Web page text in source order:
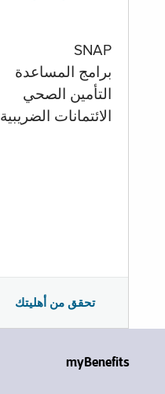
SNAP
برامج المساعدة
التأمين الصحي
الائتمانات الضريبية
تحقق من أهليتك
myBenefits